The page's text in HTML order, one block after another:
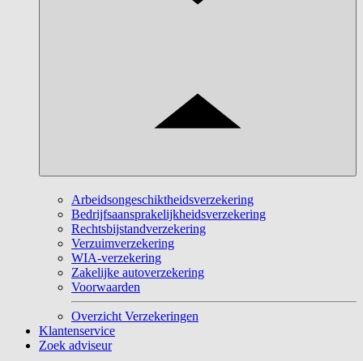
Arbeidsongeschiktheidsverzekering
Bedrijfsaansprakelijkheidsverzekering
Rechtsbijstandverzekering
Verzuimverzekering
WIA-verzekering
Zakelijke autoverzekering
Voorwaarden
Overzicht Verzekeringen
Klantenservice
Zoek adviseur